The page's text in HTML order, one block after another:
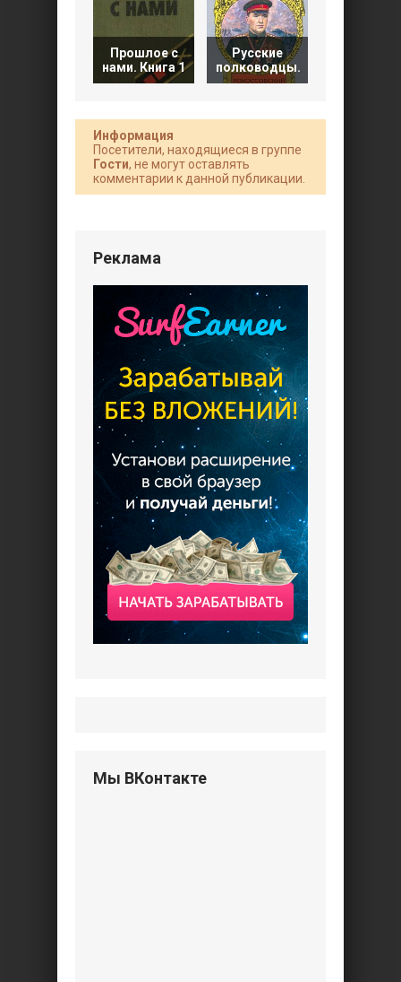
Прошлое с
нами. Книга 1
Русские
полководцы.
Информация
Посетители, находящиеся в группе
Гости, не могут оставлять
комментарии к данной публикации.
Реклама
Мы ВКонтакте